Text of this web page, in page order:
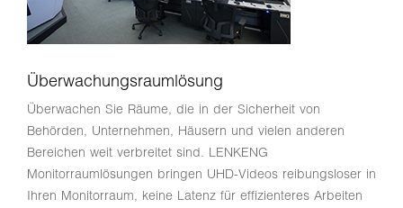
Überwachungsraumlösung
Überwachen Sie Räume, die in der Sicherheit von
Behörden, Unternehmen, Häusern und vielen anderen
Bereichen weit verbreitet sind. LENKENG
Monitorraumlösungen bringen UHD-Videos reibungsloser in
Ihren Monitorraum, keine Latenz für effizienteres Arbeiten